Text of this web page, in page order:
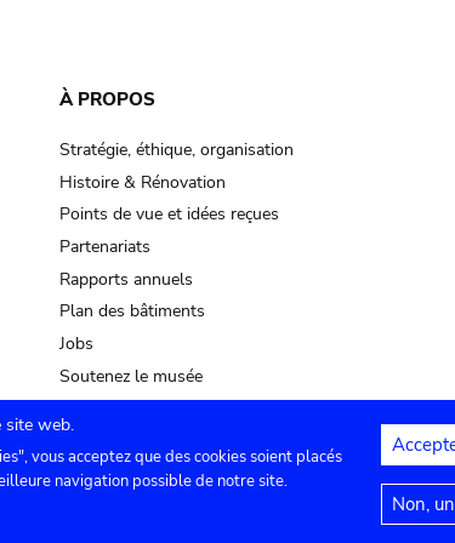
À PROPOS
Stratégie, éthique, organisation
Histoire & Rénovation
Points de vue et idées reçues
Partenariats
Rapports annuels
Plan des bâtiments
Jobs
Soutenez le musée
Contact Paramètres de confidentialité
site web.
vous acceptez que des cookies soient placés
navigation possible de notre site.
Non,